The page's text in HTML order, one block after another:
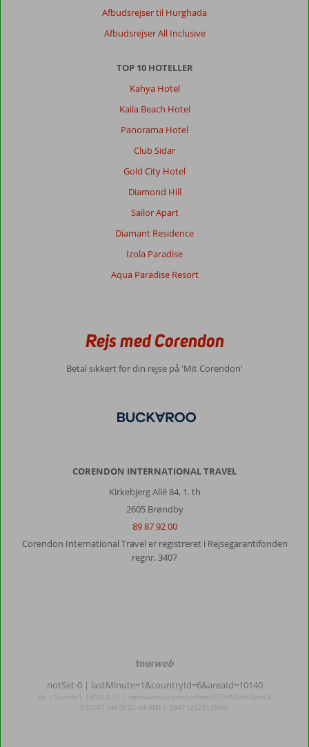
Afbudsrejser til Hurghada
Afbudsrejser All Inclusive
TOP 10 HOTELLER
Kahya Hotel
Kaila Beach Hotel
Panorama Hotel
Club Sidar
Gold City Hotel
Diamond Hill
Sailor Apart
Diamant Residence
Izola Paradise
Aqua Paradise Resort
Rejs med Corendon
Betal sikkert for din rejse på 'Mit Corendon'
CORENDON INTERNATIONAL TRAVEL
Kirkebjerg Allé 84, 1. th
2605 Brøndby
89 87 92 00
Corendon International Travel er registreret i Rejsegarantifonden
regnr. 3407
TourWeb
NetMatch
notSet-0 | lastMinute=1&countryId=6&areaId=10140
dk | Search | 380.0.0.13 | netm-web-ui-production-7f756f55dd-8km24
9:02:47 AM (9:02:44 AM) | 2647 (2628|2569)